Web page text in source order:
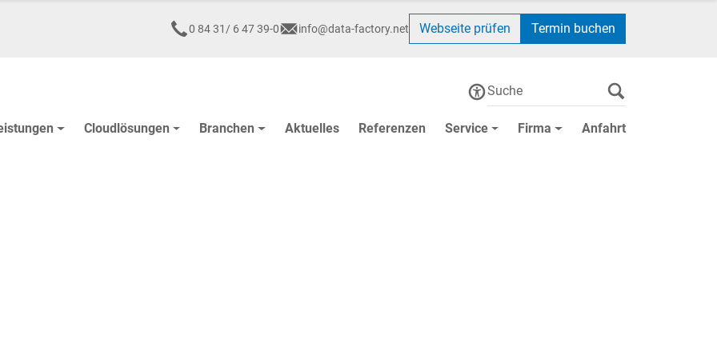
0 84 31/ 6 47 39-0 info@data-factory.net Webseite prüfen Termin buchen
Cloudlösungen Branchen Aktuelles Referenzen Service Firma Anfahrt